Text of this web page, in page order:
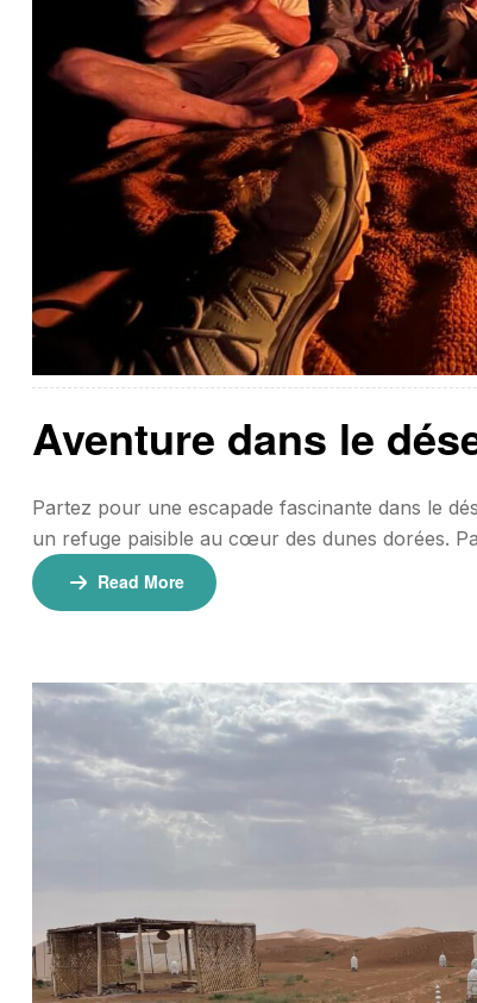
Aventure dans le
Partez pour une escapade fascinante dans le
un refuge paisible au cœur des dunes dorées.
traditionnel pour une expérience saharienne
Tarifs 💰 130€ […]
Read More